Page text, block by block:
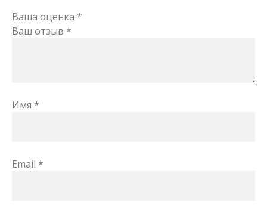
Ваша оценка *
Ваш отзыв *
Имя *
Email *